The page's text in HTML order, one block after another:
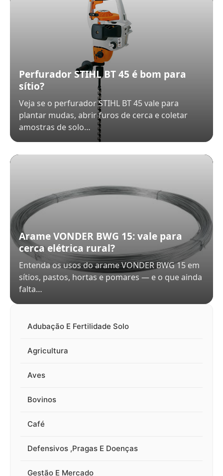
Perfurador STIHL BT 45 é bom para
sítio?
Veja se o perfurador STIHL BT 45 vale para
plantar mudas, abrir furos de cerca e coletar
amostras de solo…
Arame VONDER BWG 15: vale para
cerca elétrica rural?
Entenda os usos do arame VONDER BWG 15 em
sítios, pastos, hortas e pomares — e o que ainda
falta…
Adubação E Fertilidade Solo
Agricultura
Aves
Bovinos
Café
Defensivos ,Pragas E Doenças
Gestão E Mercado